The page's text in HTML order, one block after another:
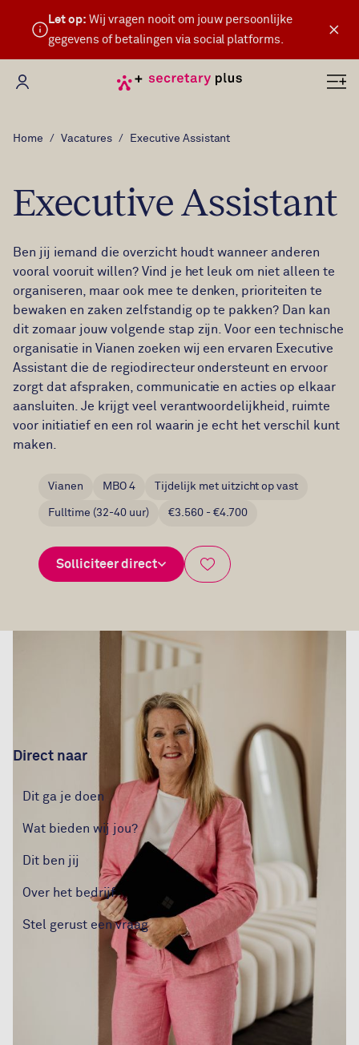
×
Let op: Wij vragen nooit om jouw persoonlijke
gegevens of betalingen via social platforms.
Mijn Secretary Plus
Home Vacatures Executive Assistant
Executive Assistant
Ben jij iemand die overzicht houdt wanneer anderen
vooral vooruit willen? Vind je het leuk om niet alleen te
organiseren, maar ook mee te denken, prioriteiten te
bewaken en zaken zelfstandig op te pakken? Dan kan
dit zomaar jouw volgende stap zijn. Voor een technische
organisatie in Vianen zoeken wij een ervaren Executive
Assistant die de regiodirecteur ondersteunt en ervoor
zorgt dat afspraken, communicatie en acties op elkaar
aansluiten. Je krijgt veel verantwoordelijkheid, ruimte
voor initiatief en een rol waarin je echt het verschil kunt
maken.
Vianen MBO 4 Tijdelijk met uitzicht op vast
Fulltime (32-40 uur) €3.560 - €4.700
Solliciteer direct
Bewaar vacature
Direct naar
Dit ga je doen
Wat bieden wij jou?
Dit ben jij
Over het bedrijf
Stel gerust een vraag